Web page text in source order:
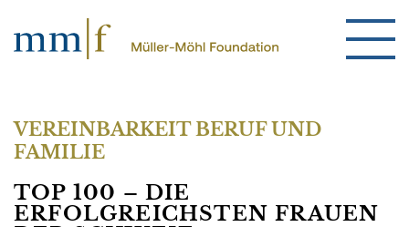
VEREINBARKEIT BERUF UND
FAMILIE
TOP 100 – DIE
ERFOLGREICHSTEN FRAUEN